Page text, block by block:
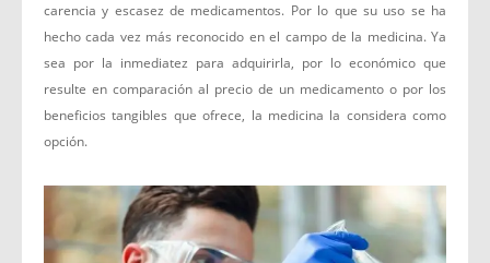
carencia y escasez de medicamentos. Por lo que su uso se ha
hecho cada vez más reconocido en el campo de la medicina. Ya
sea por la inmediatez para adquirirla, por lo económico que
resulte en comparación al precio de un medicamento o por los
beneficios tangibles que ofrece, la medicina la considera como
opción.